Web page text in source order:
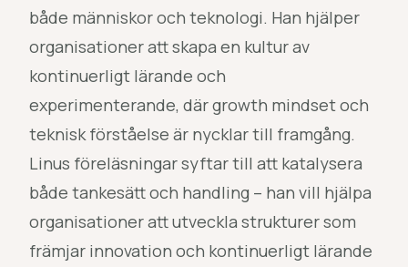
både människor och teknologi. Han hjälper
organisationer att skapa en kultur av
kontinuerligt lärande och
experimenterande, där growth mindset och
teknisk förståelse är nycklar till framgång.
Linus föreläsningar syftar till att katalysera
både tankesätt och handling – han vill hjälpa
organisationer att utveckla strukturer som
främjar innovation och kontinuerligt lärande